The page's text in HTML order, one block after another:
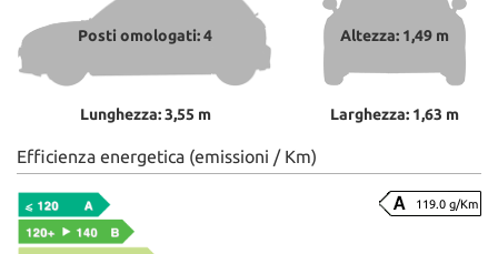
Posti omologati: 4
Lunghezza: 3,55 m
Altezza: 1,49 m
Larghezza: 1,63 m
Efficienza energetica (emissioni / Km)
119.0 g/Km